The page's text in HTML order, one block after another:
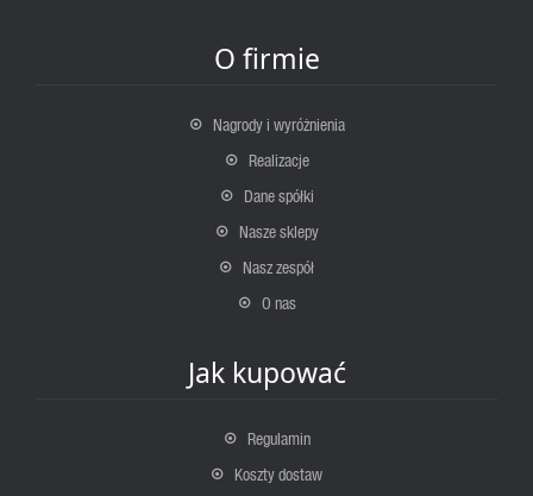
O firmie
Nagrody i wyróżnienia
Realizacje
Dane spółki
Nasze sklepy
Nasz zespół
O nas
Jak kupować
Regulamin
Koszty dostaw